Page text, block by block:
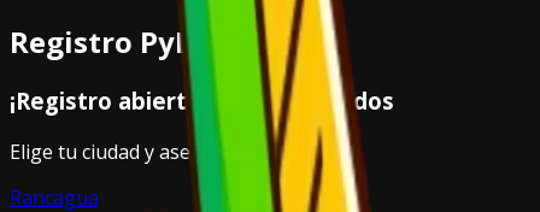
Registro PyDay 2026
¡Registro abierto! Cupos limitados
Elige tu ciudad y asegura tu lugar hoy.
Rancagua